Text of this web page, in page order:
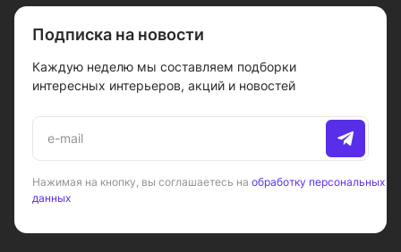
Подписка на новости
Каждую неделю мы составляем подборки
интересных интерьеров, акций и новостей
Нажимая на кнопку, вы соглашаетесь на обработку персональных
данных